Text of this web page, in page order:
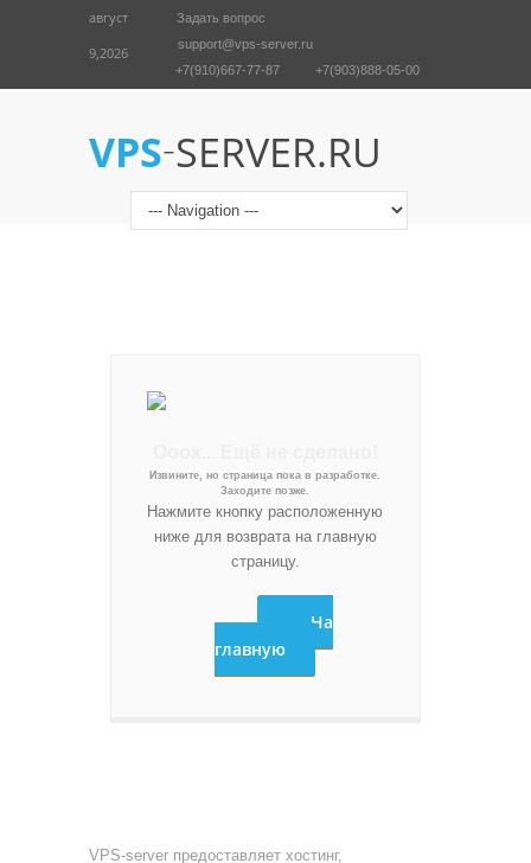
август
9,2026
Задать вопрос
support@vps-server.ru
+7(910)667-77-87
+7(903)888-05-00
VPS-SERVER.RU
Извините, но страница пока в разработке.
Заходите позже.
Нажмите кнопку расположенную
ниже для возврата на главную
страницу.
На
главную
VPS-server предоставляет хостинг,